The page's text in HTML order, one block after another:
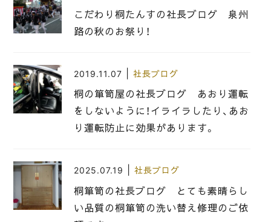
こだわり桐たんすの社長ブログ 泉州
路の秋のお祭り！
2019.11.07 社長ブログ
桐の箪笥屋の社長ブログ あおり運転
をしないように！イライラしたり、あお
り運転防止に効果があります。
2025.07.19 社長ブログ
桐箪笥の社長ブログ とても素晴らし
い品質の桐箪笥の洗い替え修理のご依